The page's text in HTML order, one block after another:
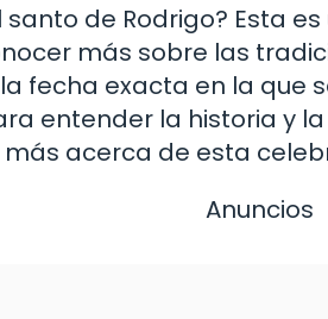
de Rodrigo? Esta
más sobre las
fecha exacta en la que
entender la historia y
acerca de esta
Anuncios